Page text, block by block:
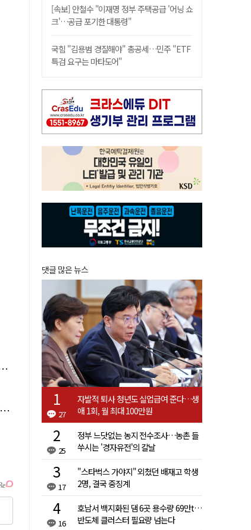
[속보] 안철수 "이재명 정부 주택공급 '어닝 쇼
크'…공급 포기한 대통령"
국힘 "김용범 경질해야" 총공세…민주 "ETF
특검 요구는 마타도어"
댓글 많은 뉴스
27
자발적 퇴사 청년도 실업급여 준다…생
애 1회, 월 최대 100만원
25
정부 느닷없는 농지 전수조사…농촌 들
쑤시는 '경자유전'의 칼날
17
"스타벅스 가야지" 외쳤던 배재고 학생
2명, 결국 중징계
16
호남서 백지화된 댐 6곳 용수량 69만t…
반도체 클러스터 필요량 넘는다